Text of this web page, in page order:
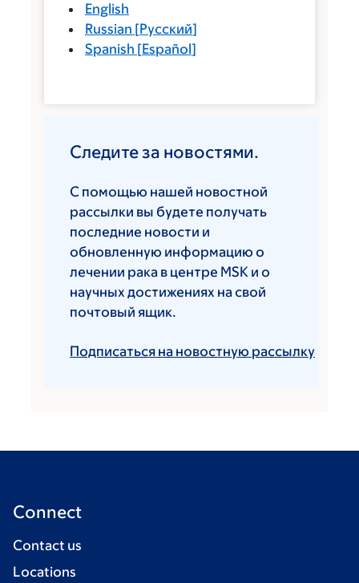
English
Russian [Русский]
Spanish [Español]
Следите за новостями.
С помощью нашей новостной
рассылки вы будете получать
последние новости и
обновленную информацию о
лечении рака в центре MSK и о
научных достижениях на свой
почтовый ящик.
Подписаться на новостную рассылку
Connect
Contact us
Locations